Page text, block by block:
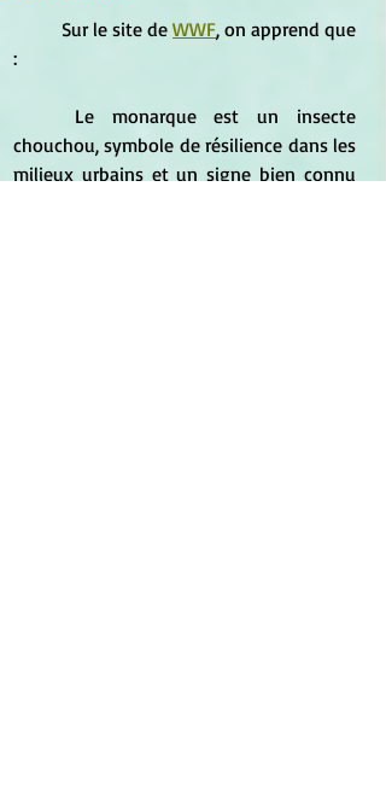
	Sur le site de
WWF, on apprend que
:
chouchou, symbole de résilience dans les
milieux urbains et un signe bien connu